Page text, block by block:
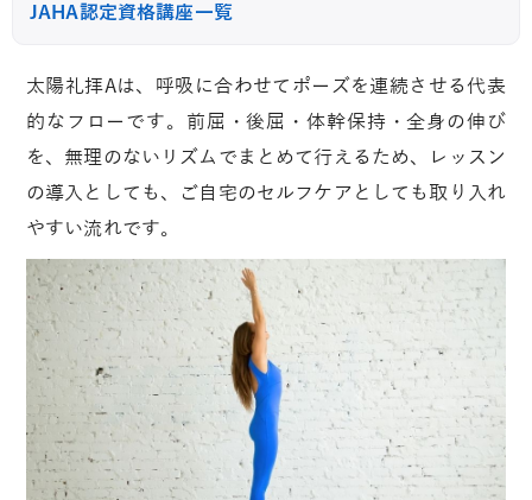
JAHA認定資格講座一覧
太陽礼拝Aは、呼吸に合わせてポーズを連続させる代表
的なフローです。前屈・後屈・体幹保持・全身の伸び
を、無理のないリズムでまとめて行えるため、レッスン
の導入としても、ご自宅のセルフケアとしても取り入れ
やすい流れです。